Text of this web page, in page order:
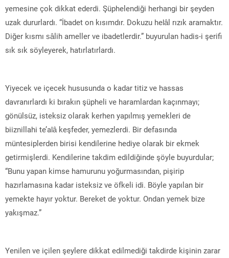
yemesine çok dikkat ederdi. Şüphelendiği herhangi bir şeyden
uzak dururlardı. “İbadet on kısımdır. Dokuzu helâl rızık aramaktır.
Diğer kısmı sâlih ameller ve ibadetlerdir.” buyurulan hadis-i şerifi
sık sık söyleyerek, hatırlatırlardı.
Yiyecek ve içecek hususunda o kadar titiz ve hassas
davranırlardı ki bırakın şüpheli ve haramlardan kaçınmayı;
gönülsüz, isteksiz olarak kerhen yapılmış yemekleri de
biiznillahi te’alâ keşfeder, yemezlerdi. Bir defasında
müntesiplerden birisi kendilerine hediye olarak bir ekmek
getirmişlerdi. Kendilerine takdim edildiğinde şöyle buyurdular;
“Bunu yapan kimse hamurunu yoğurmasından, pişirip
hazırlamasına kadar isteksiz ve öfkeli idi. Böyle yapılan bir
yemekte hayır yoktur. Bereket de yoktur. Ondan yemek bize
yakışmaz.”
Yenilen ve içilen şeylere dikkat edilmediği takdirde kişinin zarar